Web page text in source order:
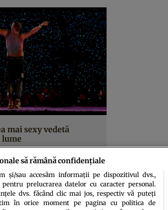
mai sexy vedetă
lume
să rămână confidențiale
și/sau accesăm informații pe dispozitivul dvs.,
prelucrarea datelor cu caracter personal.
dvs. făcând clic mai jos, respectiv vă puteți
în orice moment pe pagina cu politica de